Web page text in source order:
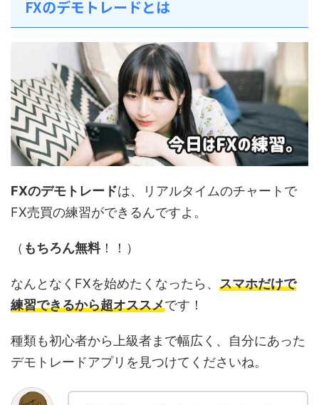
FXのデモトレードとは
FXのデモトレードは、リアルタイムのチャートで
FX売買の練習ができるんですよ。
（ もちろん無料！！）
なんとなくFXを始めたくなったら、 スマホだけで
練習できるから超オススメです！
種類も初心者から上級者まで幅広く、自分にあった
デモトレードアプリを見つけてくださいね。